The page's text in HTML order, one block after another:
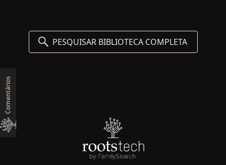
PESQUISAR BIBLIOTECA COMPLETA
Comentários